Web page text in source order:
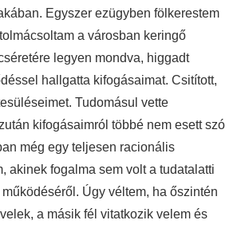
Egyszer ezügyben fölkerestem
a városban keringő
legyen mondva, higgadt
hallgatta kifogásaimat. Csitított,
Tudomásul vette
kifogásaimról többé nem esett szó
még egy teljesen racionális
akinek fogalma sem volt a tudatalatti
működéséről. Úgy véltem, ha őszintén
a másik fél vitatkozik velem és